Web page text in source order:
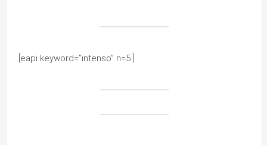
[eapi keyword=”intenso” n=5 ]